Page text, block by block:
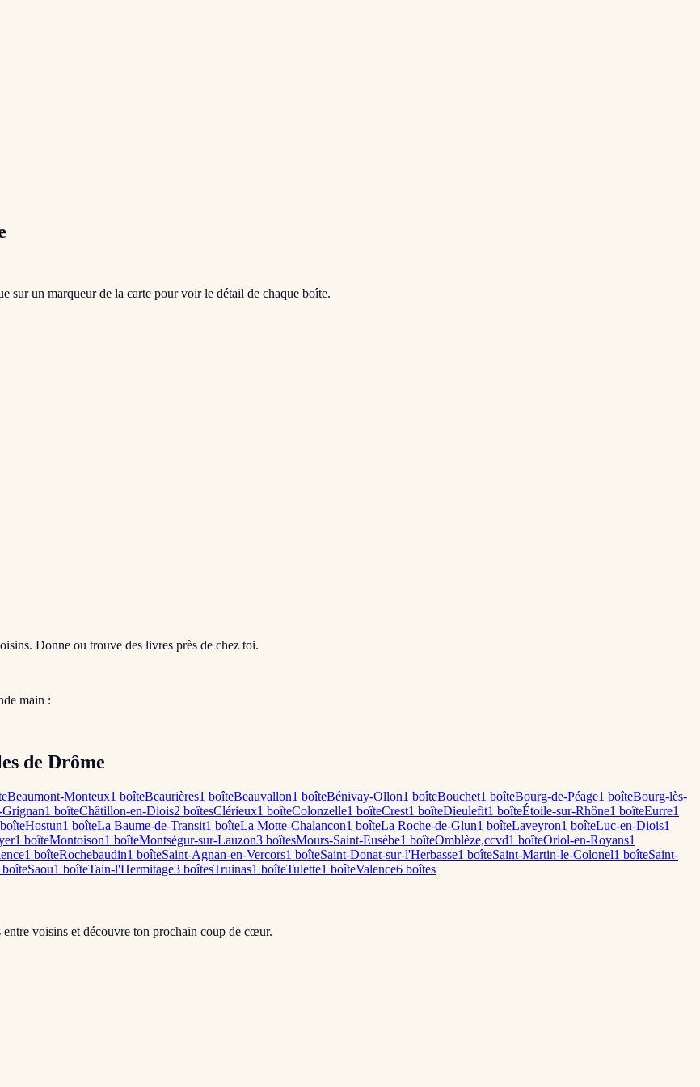
sur un marqueur de la carte pour voir le détail de chaque boîte.
Donne ou trouve des livres près de chez toi.
main :
de Drôme
Beaumont-Monteux1 boîteBeaurières1 boîteBeauvallon1 boîteBénivay-Ollon1 boîteBouchet1 boîteBourg-de-Péage1 boîteBourg-lès-
Grignan1 boîteChâtillon-en-Diois2 boîtesClérieux1 boîteColonzelle1 boîteCrest1 boîteDieulefit1 boîteÉtoile-sur-Rhône1 boîteEurre1
boîteHostun1 boîteLa Baume-de-Transit1 boîteLa Motte-Chalancon1 boîteLa Roche-de-Glun1 boîteLaveyron1 boîteLuc-en-Diois1
1 boîteMontoison1 boîteMontségur-sur-Lauzon3 boîtesMours-Saint-Eusèbe1 boîteOmblèze,ccvd1 boîteOriol-en-Royans1
1 boîteRochebaudin1 boîteSaint-Agnan-en-Vercors1 boîteSaint-Donat-sur-l'Herbasse1 boîteSaint-Martin-le-Colonel1 boîteSaint-
boîteSaou1 boîteTain-l'Hermitage3 boîtesTruinas1 boîteTulette1 boîteValence6 boîtes
voisins et découvre ton prochain coup de cœur.